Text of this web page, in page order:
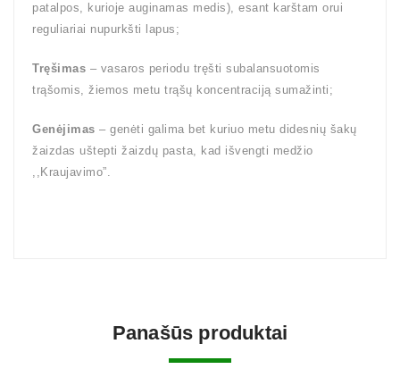
patalpos, kurioje auginamas medis), esant karštam orui
reguliariai nupurkšti lapus;
Tręšimas – vasaros periodu tręšti subalansuotomis
trąšomis, žiemos metu trąšų koncentraciją sumažinti;
Genėjimas – genėti galima bet kuriuo metu didesnių šakų
žaizdas uštepti žaizdų pasta, kad išvengti medžio
,,Kraujavimo”.
Panašūs produktai